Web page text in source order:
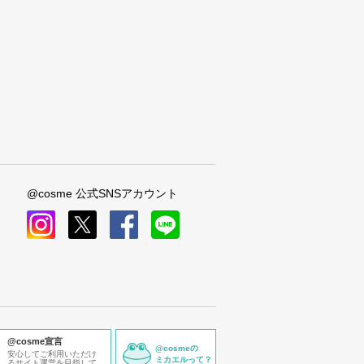
@cosme 公式SNSアカウント
@cosme宣言
安心してご利用いただけ
@cosmeの
ミカエルって？